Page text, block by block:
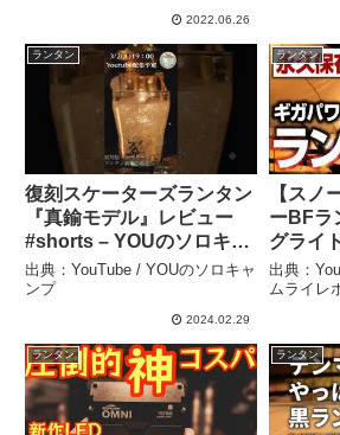
2022.06.26
タレシ
ランタン
復刻スケーターズランタン
『真鍮モデル』レビュー
#shorts – YOUのソロキャ
ンプ
出典：YouTube / YOUのソロキャ
ンプ
2024.02.29
ランタン
【スノ
ーBFラ
グライ
スラン
り付け
の明る
ー！〜
【キャ
ート
出典：
ムライレ
ランタン ランタン